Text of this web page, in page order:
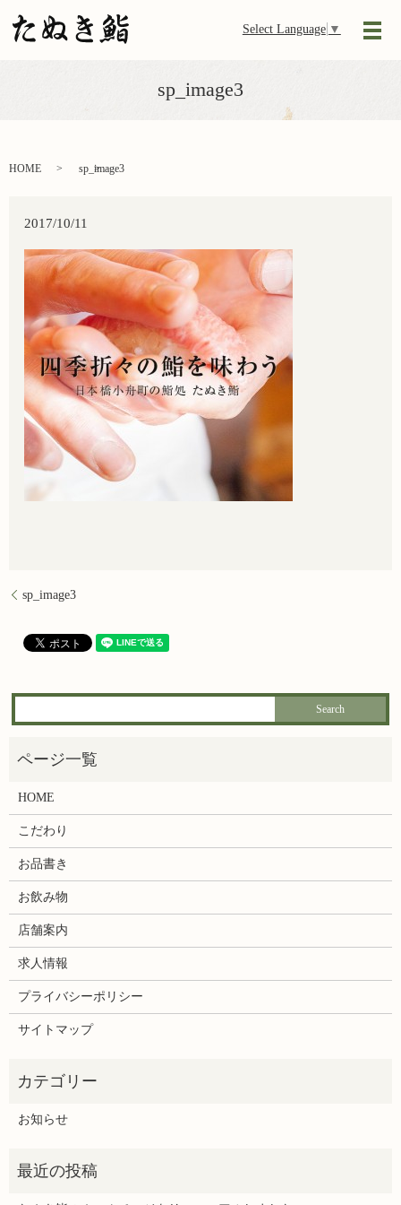
Select Language ▼
メ
sp_image3
HOME sp_image3
2017/10/11
sp_image3
HOME
こだわり
お品書き
お飲み物
店舗案内
求人情報
プライバシーポリシー
サイトマップ
お知らせ